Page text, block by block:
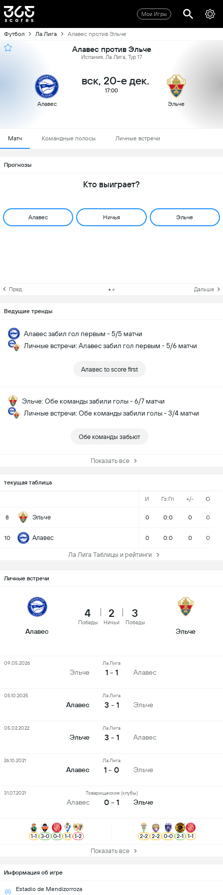
Мои Игры
Футбол Ла Лига Алавес против Эльче
Алавес против Эльче
Испания, Ла Лига, Тур 17
Алавес
вск, 20-е дек.
17:00
Эльче
Матч Командные полосы Личные встречи
Прогнозы
Кто выиграет?
Алавес Ничья Эльче
Пред. Дальше
Ведущие тренды
Алавес забил гол первым - 5/5 матчи
Личные встречи: Алавес забил гол первым - 5/6 матчи
Алавес to score first
Эльче: Обе команды забили голы - 6/7 матчи
Личные встречи: Обе команды забили голы - 3/4 матчи
Обе команды забьют
Показать все
текущая таблица
И Гз:Гп +/- О
8 Эльче 0 0:0 0 0
10 Алавес 0 0:0 0 0
Ла Лига Таблицы и рейтинги
Информация об игре
Estadio de Mendizorroza
Личные встречи
Алавес
4
Победы
2
Ничьи
3
Победы
Эльче
Эльче
Ла Лига
1 - 1 Алавес
09.05.2026
Алавес
Ла Лига
3 - 1 Эльче
05.10.2025
Эльче
Ла Лига
3 - 1 Алавес
05.02.2022
Алавес
Ла Лига
1 - 0 Эльче
26.10.2021
Алавес
Товарищеские (клубы)
0 - 1 Эльче
31.07.2021
1-1 3-0 0-1 1-1 1-2 2-2 2-2 0-0 2-1 1-1
Показать все